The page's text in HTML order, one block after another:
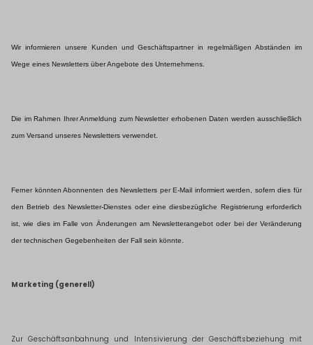
Wir informieren unsere Kunden und Geschäftspartner in regelmäßigen Abständen im
Wege eines Newsletters über Angebote des Unternehmens.
Die im Rahmen Ihrer Anmeldung zum Newsletter erhobenen Daten werden ausschließlich
zum Versand unseres Newsletters verwendet.
Ferner könnten Abonnenten des Newsletters per E-Mail informiert werden, sofern dies für
den Betrieb des Newsletter-Dienstes oder eine diesbezügliche Registrierung erforderlich
ist, wie dies im Falle von Änderungen am Newsletterangebot oder bei der Veränderung
der technischen Gegebenheiten der Fall sein könnte.
Marketing (generell)
Zur Geschäftsanbahnung und Intensivierung der Geschäftsbeziehung mit